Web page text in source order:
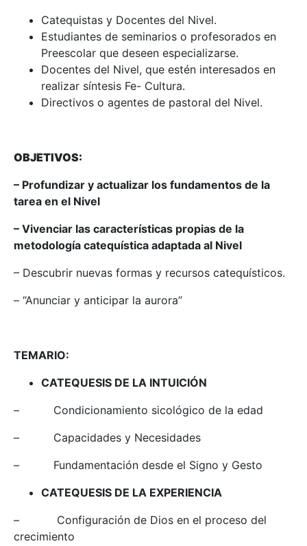
Catequistas y Docentes del Nivel.
Estudiantes de seminarios o profesorados en
Preescolar que deseen especializarse.
Docentes del Nivel, que estén interesados en
realizar síntesis Fe- Cultura.
Directivos o agentes de pastoral del Nivel.
OBJETIVOS:
– Profundizar y actualizar los fundamentos de la
tarea en el Nivel
– Vivenciar las características propias de la
metodología catequística adaptada al Nivel
– Descubrir nuevas formas y recursos catequísticos.
– “Anunciar y anticipar la aurora”
TEMARIO:
CATEQUESIS DE LA INTUICIÓN
– Condicionamiento sicológico de la edad
– Capacidades y Necesidades
– Fundamentación desde el Signo y Gesto
CATEQUESIS DE LA EXPERIENCIA
– Configuración de Dios en el proceso del
crecimiento